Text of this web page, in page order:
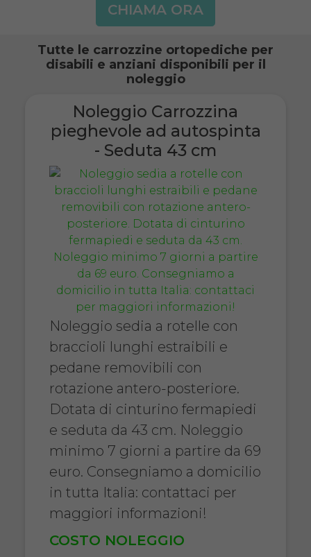
CHIAMA ORA
Tutte le carrozzine ortopediche per
disabili e anziani disponibili per il
noleggio
Noleggio Carrozzina
pieghevole ad autospinta
- Seduta 43 cm
Noleggio sedia a rotelle con
braccioli lunghi estraibili e
pedane removibili con
rotazione antero-posteriore.
Dotata di cinturino fermapiedi
e seduta da 43 cm. Noleggio
minimo 7 giorni a partire da 69
euro. Consegniamo a domicilio
in tutta Italia: contattaci per
maggiori informazioni!
COSTO NOLEGGIO